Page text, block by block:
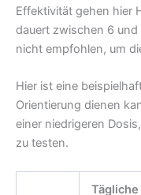
Effektivität gehen hier
dauert zwischen 6
nicht empfohlen, um
Hier ist eine
Orientierung dienen
einer niedrigeren
zu testen.
Tägliche